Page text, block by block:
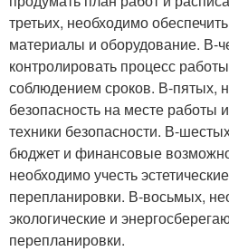
третьих, необходимо
материалы и оборудование. В-
контролировать процесс
соблюдением сроков. В-пятых,
безопасность на месте работы
техники безопасности. В-
бюджет и финансовые
необходимо учесть
перепланировки. В-восьмых,
экологические и
перепланировки.